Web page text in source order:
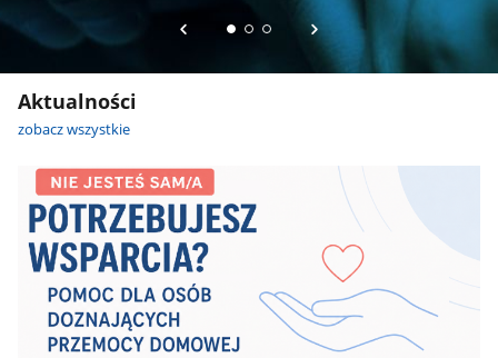
Aktualności
zobacz wszystkie